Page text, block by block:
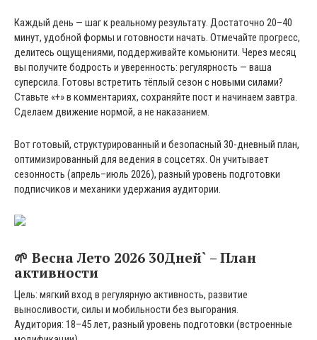
Каждый день — шаг к реальному результату. Достаточно 20–40
минут, удобной формы и готовности начать. Отмечайте прогресс,
делитесь ощущениями, поддерживайте комьюнити. Через месяц
вы получите бодрость и уверенность: регулярность — ваша
суперсила. Готовы встретить тёплый сезон с новыми силами?
Ставьте «+» в комментариях, сохраняйте пост и начинаем завтра.
Сделаем движение нормой, а не наказанием.
Вот готовый, структурированный и безопасный 30-дневный план,
оптимизированный для ведения в соцсетях. Он учитывает
сезонность (апрель–июль 2026), разный уровень подготовки
подписчиков и механики удержания аудитории.
🌱 Весна Лето 2026 30Дней` – План
активности
Цель: мягкий вход в регулярную активность, развитие
выносливости, силы и мобильности без выгорания.
Аудитория: 18–45 лет, разный уровень подготовки (встроенные